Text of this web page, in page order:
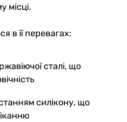
місці.
в її перевагах:
сталі, що
силікону, що